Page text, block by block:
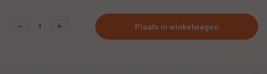
Plaats in winkelwagen